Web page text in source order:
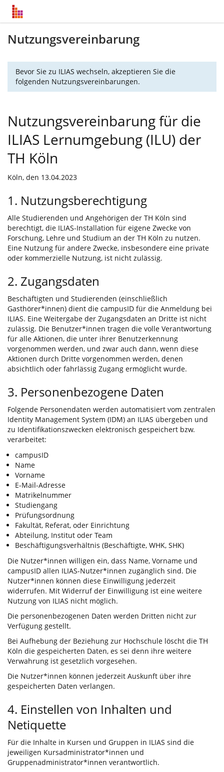
Nutzungsvereinbarung
Bevor Sie zu ILIAS wechseln, akzeptieren Sie die
folgenden Nutzungsvereinbarungen.
Nutzungsvereinbarung für die
ILIAS Lernumgebung (ILU) der
TH Köln
Köln, den 13.04.2023
1. Nutzungsberechtigung
Alle Studierenden und Angehörigen der TH Köln sind
berechtigt, die ILIAS-Installation für eigene Zwecke von
Forschung, Lehre und Studium an der TH Köln zu nutzen.
Eine Nutzung für andere Zwecke, insbesondere eine private
oder kommerzielle Nutzung, ist nicht zulässig.
2. Zugangsdaten
Beschäftigten und Studierenden (einschließlich
Gasthörer*innen) dient die campusID für die Anmeldung bei
ILIAS. Eine Weitergabe der Zugangsdaten an Dritte ist nicht
zulässig. Die Benutzer*innen tragen die volle Verantwortung
für alle Aktionen, die unter ihrer Benutzerkennung
vorgenommen werden, und zwar auch dann, wenn diese
Aktionen durch Dritte vorgenommen werden, denen
absichtlich oder fahrlässig Zugang ermöglicht wurde.
3. Personenbezogene Daten
Folgende Personendaten werden automatisiert vom zentralen
Identity Management System (IDM) an ILIAS übergeben und
zu Identifikationszwecken elektronisch gespeichert bzw.
verarbeitet:
campusID
Name
Vorname
E-Mail-Adresse
Matrikelnummer
Studiengang
Prüfungsordnung
Fakultät, Referat, oder Einrichtung
Abteilung, Institut oder Team
Beschäftigungsverhältnis (Beschäftigte, WHK, SHK)
Die Nutzer*innen willigen ein, dass Name, Vorname und
campusID allen ILIAS-Nutzer*innen zugänglich sind. Die
Nutzer*innen können diese Einwilligung jederzeit
widerrufen. Mit Widerruf der Einwilligung ist eine weitere
Nutzung von ILIAS nicht möglich.
Die personenbezogenen Daten werden Dritten nicht zur
Verfügung gestellt.
Bei Aufhebung der Beziehung zur Hochschule löscht die TH
Köln die gespeicherten Daten, es sei denn ihre weitere
Verwahrung ist gesetzlich vorgesehen.
Die Nutzer*innen können jederzeit Auskunft über ihre
gespeicherten Daten verlangen.
4. Einstellen von Inhalten und
Netiquette
Für die Inhalte in Kursen und Gruppen in ILIAS sind die
jeweiligen Kursadministrator*innen und
Gruppenadministrator*innen verantwortlich.